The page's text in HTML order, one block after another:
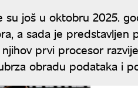
su još u oktobru 2025.
a sada je predstavljen
prvi procesor
obradu podataka i